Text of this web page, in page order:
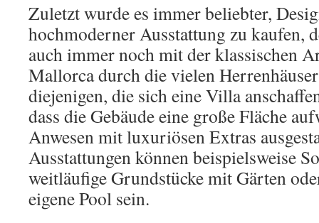
Zuletzt wurde es immer beliebter,
hochmoderner Ausstattung zu kaufen,
auch immer noch mit der klassischen
Mallorca durch die vielen
diejenigen, die sich eine Villa
dass die Gebäude eine große Fläche
Anwesen mit luxuriösen Extras
Ausstattungen können beispielsweise
weitläufige Grundstücke mit Gärten
eigene Pool sein.